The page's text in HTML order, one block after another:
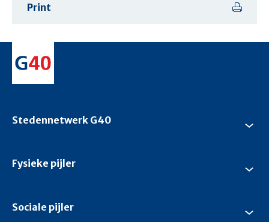
Print
Stedennetwerk G40
Fysieke pijler
Sociale pijler